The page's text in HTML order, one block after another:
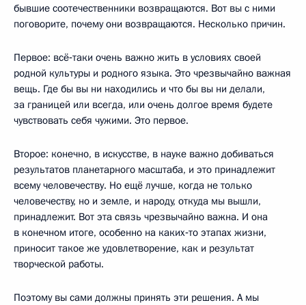
бывшие соотечественники возвращаются. Вот вы с ними
поговорите, почему они возвращаются. Несколько причин.
Первое: всё‑таки очень важно жить в условиях своей
родной культуры и родного языка. Это чрезвычайно важная
вещь. Где бы вы ни находились и что бы вы ни делали,
за границей или всегда, или очень долгое время будете
чувствовать себя чужими. Это первое.
Второе: конечно, в искусстве, в науке важно добиваться
результатов планетарного масштаба, и это принадлежит
всему человечеству. Но ещё лучше, когда не только
человечеству, но и земле, и народу, откуда мы вышли,
принадлежит. Вот эта связь чрезвычайно важна. И она
в конечном итоге, особенно на каких‑то этапах жизни,
приносит такое же удовлетворение, как и результат
творческой работы.
Поэтому вы сами должны принять эти решения. А мы